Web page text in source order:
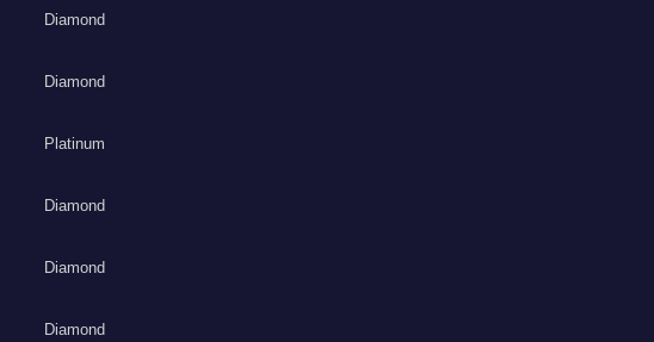
Diamond
Diamond
Platinum
Diamond
Diamond
Diamond